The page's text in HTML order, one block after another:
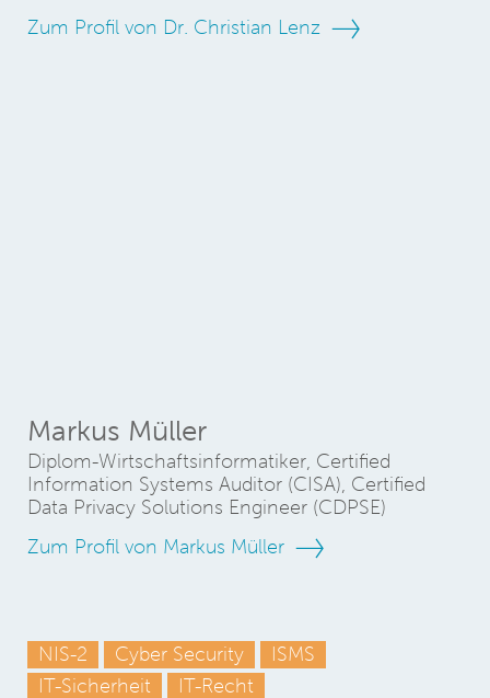
Zum Profil von Dr. Christian Lenz
Markus Müller
Diplom-Wirtschaftsinformatiker, Certified
Information Systems Auditor (CISA), Certified
Data Privacy Solutions Engineer (CDPSE)
Zum Profil von Markus Müller
NIS-2 Cyber Security
ISMS
IT-Sicherheit
IT-Recht